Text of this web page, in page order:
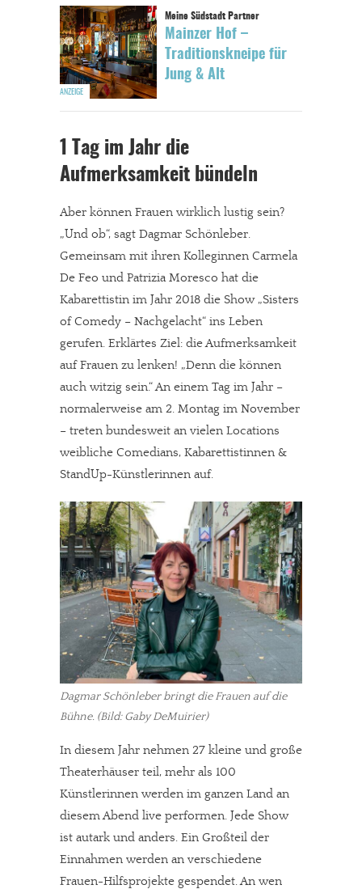
Mainzer Hof –
Traditionskneipe für
Jung & Alt
1 Tag im Jahr die
Aufmerksamkeit bündeln
Aber können Frauen wirklich lustig sein?
„Und ob“, sagt Dagmar Schönleber.
Gemeinsam mit ihren Kolleginnen Carmela
De Feo und Patrizia Moresco hat die
Kabarettistin im Jahr 2018 die Show „Sisters
of Comedy – Nachgelacht“ ins Leben
gerufen. Erklärtes Ziel: die Aufmerksamkeit
auf Frauen zu lenken! „Denn die können
auch witzig sein.“ An einem Tag im Jahr –
normalerweise am 2. Montag im November
– treten bundesweit an vielen Locations
weibliche Comedians, Kabarettistinnen &
StandUp-Künstlerinnen auf.
Dagmar Schönleber bringt die Frauen auf die
Bühne. (Bild: Gaby DeMuirier)
In diesem Jahr nehmen 27 kleine und große
Theaterhäuser teil, mehr als 100
Künstlerinnen werden im ganzen Land an
diesem Abend live performen. Jede Show
ist autark und anders. Ein Großteil der
Einnahmen werden an verschiedene
Frauen-Hilfsprojekte gespendet. An wen